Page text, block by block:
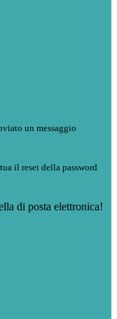
un messaggio
il reset della password
di posta elettronica!